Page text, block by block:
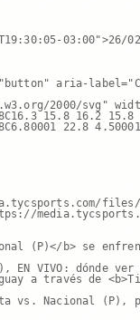
03:00">26/
aria-
2000/svg"
15.8 16.2
22.8
files/
(P)</b> se
VIVO: dónde ver
a través de
vs. Nacional (P),